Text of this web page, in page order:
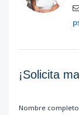
¡Solicita
Nombre completo